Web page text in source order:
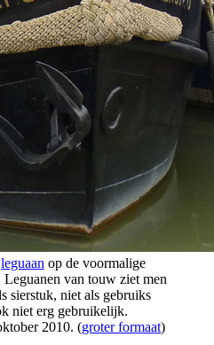
leguaan op de voormalige
Leguanen van touw ziet men
sierstuk, niet als gebruiks
niet erg gebruikelijk.
2010. (groter formaat)